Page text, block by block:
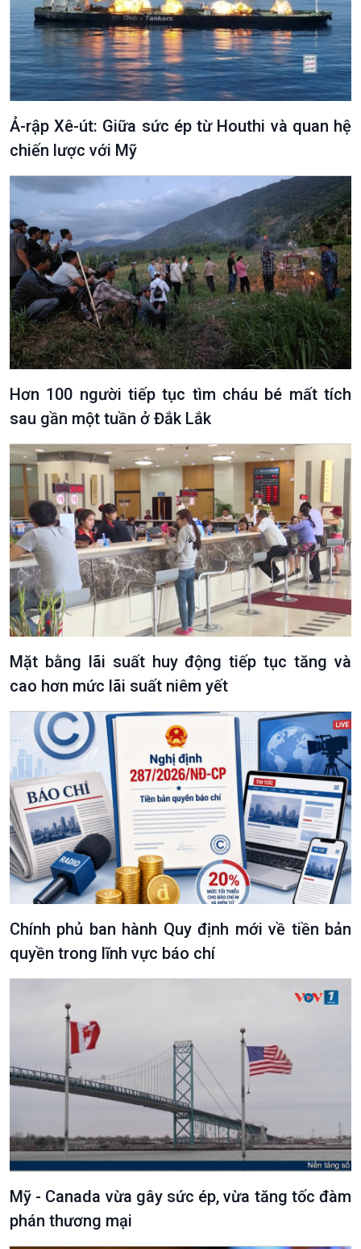
Podcast
Góc nhìn VOV1
Bình luận
10 phút Sự kiện - Luận bàn
Câu chuyện thời sự
Dòng chảy sự kiện
Đối thoại
Diễn đàn chủ nhật
Chuyện đêm
Ả-rập Xê-út: Giữa sức ép từ Houthi và quan hệ
chiến lược với Mỹ
Hơn 100 người tiếp tục tìm cháu bé mất tích
sau gần một tuần ở Đắk Lắk
Mặt bằng lãi suất huy động tiếp tục tăng và
cao hơn mức lãi suất niêm yết
Chính phủ ban hành Quy định mới về tiền bản
quyền trong lĩnh vực báo chí
Mỹ - Canada vừa gây sức ép, vừa tăng tốc đàm
phán thương mại